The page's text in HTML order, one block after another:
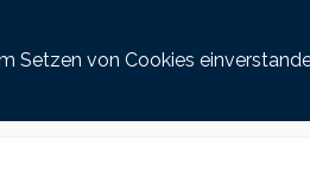
Setzen von Cookies
+43 463